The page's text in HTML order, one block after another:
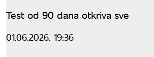
Test od 90 dana otkriva sve
01.06.2026. 19:36